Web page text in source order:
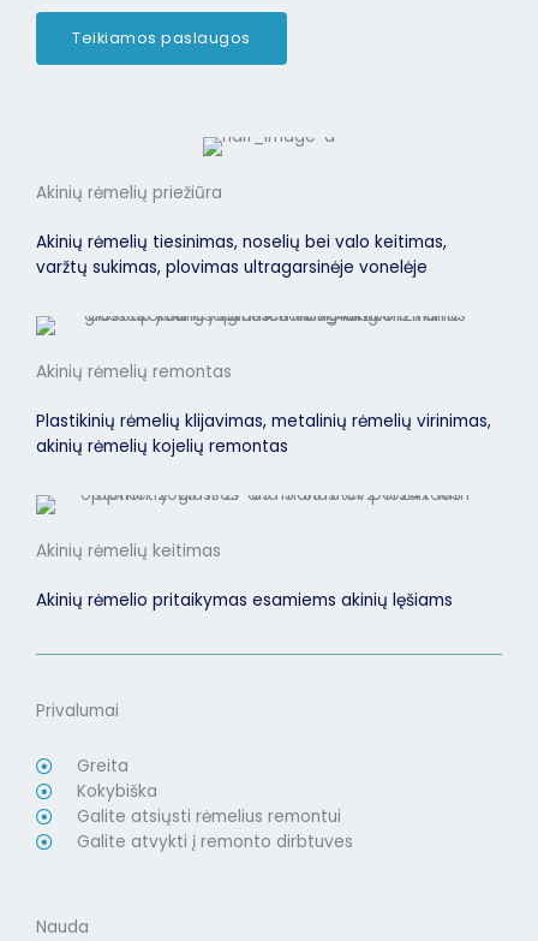
Teikiamos paslaugos
Akinių rėmelių priežiūra
Akinių rėmelių tiesinimas, noselių bei valo keitimas,
varžtų sukimas, plovimas ultragarsinėje vonelėje
Akinių rėmelių remontas
Plastikinių rėmelių klijavimas, metalinių rėmelių virinimas,
akinių rėmelių kojelių remontas
Akinių rėmelių keitimas
Akinių rėmelio pritaikymas esamiems akinių lęšiams
Privalumai
Greita
Kokybiška
Galite atsiųsti rėmelius remontui
Galite atvykti į remonto dirbtuves
Nauda